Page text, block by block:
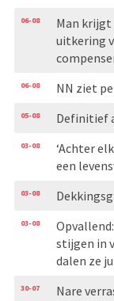
06-08
Man
uitkering
06-08 NN ziet
05-08 Definitief
03-08
‘Achter
een
03-08
03-08
stijgen in
dalen ze
30-07
Nare